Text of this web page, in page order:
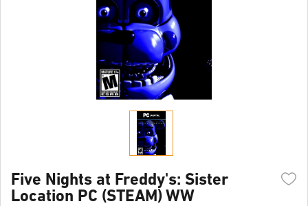
Five Nights at Freddy's: Sister
Location PC (STEAM) WW